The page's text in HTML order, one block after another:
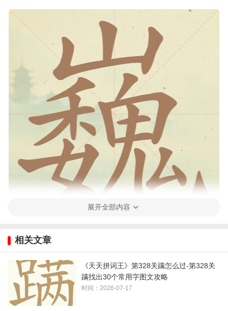
1、注意数字一、二等
2、好多字都不能组成，假的很
3、最后一个是如字：
展开全部内容
相关文章
《天天拼词王》第328关蹒怎么过-第328关
蹒找出30个常用字图文攻略
时间：2026-07-17